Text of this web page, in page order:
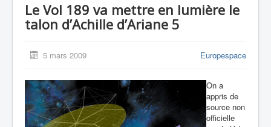
Aviation Militaire
Europespace
Drones
Le Vol 189 va mettre en lumière le
talon d’Achille d’Ariane 5
5 mars 2009 Europespace
On a
appris de
source non
officielle